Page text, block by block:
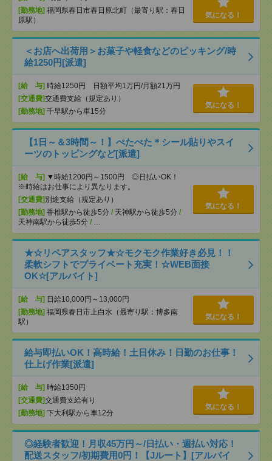
[勤務地] 福岡県春日市春日原北町（最寄り駅：春日
原駅）
気になる！
＜お店へ出荷用＞お菓子や軽食などのピッキング/時
給1250円[派遣]
[給 与] 時給1250円 日額平均1万円/月額21万円
[交通費]交通費支給（規定あり）
[勤務地] 千早駅から車15分
気になる！
【1日～＆3時間～！】ぺたぺた＊シール貼りやスイ
ーツのトッピングなど[派遣]
[給 与] ▼時給1200円～1500円 ◎日払いOK！
※時給はお仕事により異なります。
[交通費] 別途支給（規定あり）
[勤務地] 香椎駅から徒歩5分 / 天神駅から徒歩5分 /
天神南駅から徒歩5分 / …
気になる！
★☆リペアスタッフ★☆モクモク作業好き必見！！
柔軟シフトでプライベート充実！☆WEB面接
OK☆[アルバイト]
[給 与] 日給10,000円～13,000円
[勤務地] 福岡県春日市上白水（最寄り駅：博多南
駅）
気になる！
給与即払いOK！高時給！土日休み！日勤のお仕事！
仕上げ作業[派遣]
[給 与] 時給1350円
[交通費]交通費支給有り
[勤務地] 下大利駅から車12分
気になる！
◎経験者歓迎！月収45万円～/日払い・週払い対応！
配送スタッフ/初期費用0円！【Jルート】[アルバイ